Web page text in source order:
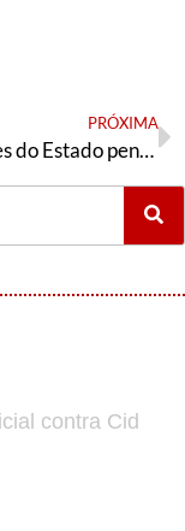
PRÓXIMA
Duas faces do Estado penal: racismo estrutural, seletividade, letalidade e a militarização da segurança pública no Brasil
contra Cid